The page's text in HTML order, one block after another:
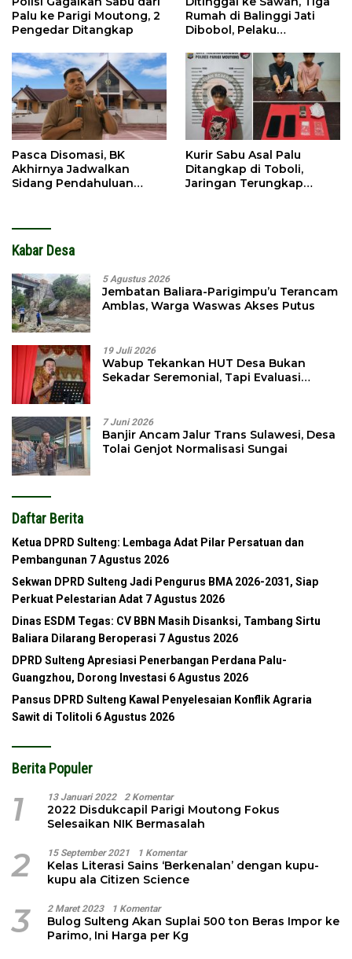
Palu ke Parigi Moutong, 2
Pengedar Ditangkap
Rumah di Balinggi Jati
Dibobol, Pelaku
Pasca Disomasi, BK
Akhirnya Jadwalkan
Sidang Pendahuluan
Kurir Sabu Asal Palu
Ditangkap di Toboli,
Jaringan Terungkap
Kabar Desa
5 Agustus 2026
Jembatan Baliara-Parigimpu’u Terancam
Amblas, Warga Waswas Akses Putus
19 Juli 2026
Wabup Tekankan HUT Desa Bukan
Sekadar Seremonial, Tapi Evaluasi
7 Juni 2026
Banjir Ancam Jalur Trans Sulawesi, Desa
Tolai Genjot Normalisasi Sungai
Daftar Berita
Ketua DPRD Sulteng: Lembaga Adat Pilar Persatuan dan
Pembangunan 7 Agustus 2026
Sekwan DPRD Sulteng Jadi Pengurus BMA 2026-2031, Siap
Perkuat Pelestarian Adat 7 Agustus 2026
Dinas ESDM Tegas: CV BBN Masih Disanksi, Tambang Sirtu
Baliara Dilarang Beroperasi 7 Agustus 2026
DPRD Sulteng Apresiasi Penerbangan Perdana Palu-
Guangzhou, Dorong Investasi 6 Agustus 2026
Pansus DPRD Sulteng Kawal Penyelesaian Konflik Agraria
Sawit di Tolitoli 6 Agustus 2026
Berita Populer
1 13 Januari 2022 2 Komentar
2022 Disdukcapil Parigi Moutong Fokus
Selesaikan NIK Bermasalah
2 15 September 2021 1 Komentar
Kelas Literasi Sains ‘Berkenalan’ dengan kupu-
kupu ala Citizen Science
3 2 Maret 2023 1 Komentar
Bulog Sulteng Akan Suplai 500 ton Beras Impor ke
Parimo, Ini Harga per Kg